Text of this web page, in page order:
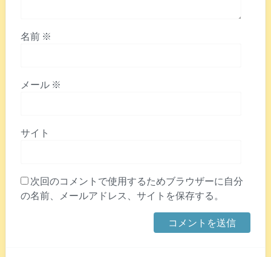
名前 ※
メール ※
サイト
次回のコメントで使用するためブラウザーに自分
の名前、メールアドレス、サイトを保存する。